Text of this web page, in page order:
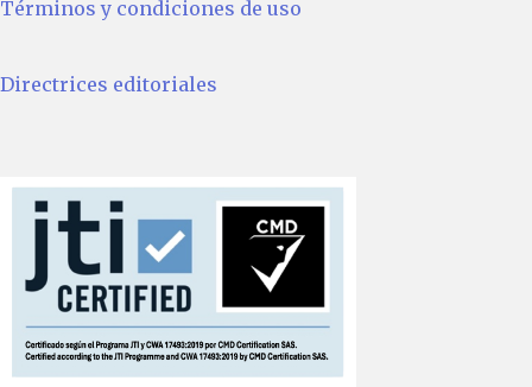
Términos y condiciones de uso
Directrices editoriales